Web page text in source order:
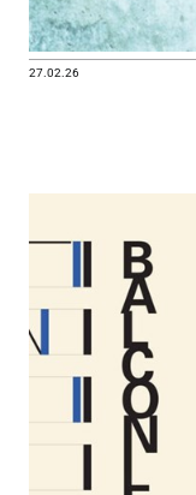
27.02.26